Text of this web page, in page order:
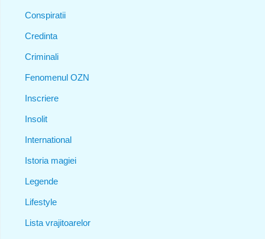
Conspiratii
Credinta
Criminali
Fenomenul OZN
Inscriere
Insolit
International
Istoria magiei
Legende
Lifestyle
Lista vrajitoarelor